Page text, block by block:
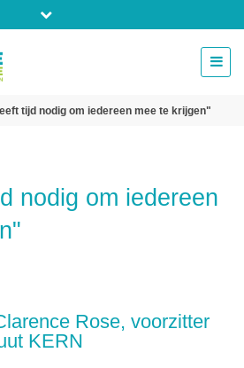
tijd nodig om iedereen mee te krijgen"
nodig om iedereen
Rose, voorzitter
KERN